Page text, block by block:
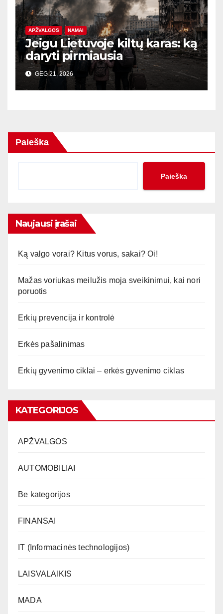
APŽVALGOS NAMAI
Jeigu Lietuvoje kiltų karas: ką
daryti pirmiausia
GEG 21, 2026
Paieška
Paieška
Naujausi įrašai
Ką valgo vorai? Kitus vorus, sakai? Oi!
Mažas voriukas meilužis moja sveikinimui, kai nori
poruotis
Erkių prevencija ir kontrolė
Erkės pašalinimas
Erkių gyvenimo ciklai – erkės gyvenimo ciklas
KATEGORIJOS
APŽVALGOS
AUTOMOBILIAI
Be kategorijos
FINANSAI
IT (Informacinės technologijos)
LAISVALAIKIS
MADA